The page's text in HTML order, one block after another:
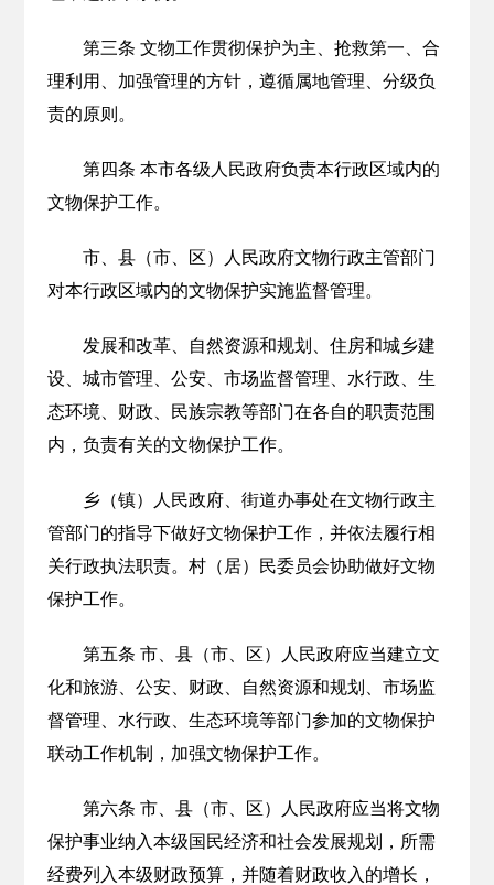
第三条 文物工作贯彻保护为主、抢救第一、合
理利用、加强管理的方针，遵循属地管理、分级负
责的原则。
第四条 本市各级人民政府负责本行政区域内的
文物保护工作。
市、县（市、区）人民政府文物行政主管部门
对本行政区域内的文物保护实施监督管理。
发展和改革、自然资源和规划、住房和城乡建
设、城市管理、公安、市场监督管理、水行政、生
态环境、财政、民族宗教等部门在各自的职责范围
内，负责有关的文物保护工作。
乡（镇）人民政府、街道办事处在文物行政主
管部门的指导下做好文物保护工作，并依法履行相
关行政执法职责。村（居）民委员会协助做好文物
保护工作。
第五条 市、县（市、区）人民政府应当建立文
化和旅游、公安、财政、自然资源和规划、市场监
督管理、水行政、生态环境等部门参加的文物保护
联动工作机制，加强文物保护工作。
第六条 市、县（市、区）人民政府应当将文物
保护事业纳入本级国民经济和社会发展规划，所需
经费列入本级财政预算，并随着财政收入的增长，